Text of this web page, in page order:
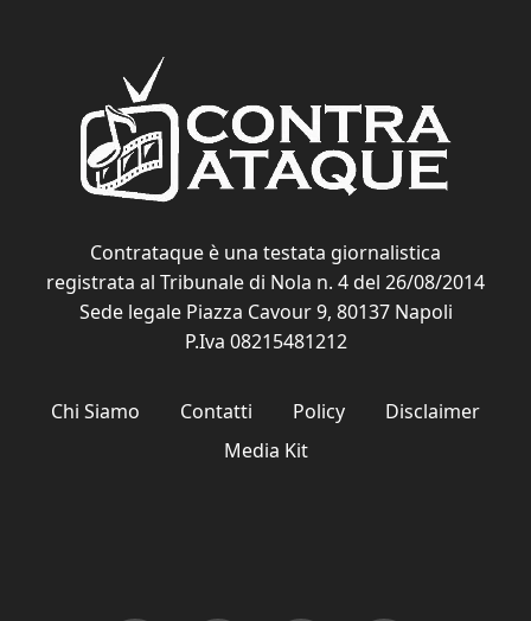
Contrataque è una testata giornalistica
registrata al Tribunale di Nola n. 4 del 26/08/2014
Sede legale Piazza Cavour 9, 80137 Napoli
P.Iva 08215481212
Chi Siamo Contatti Policy
Disclaimer
Media Kit